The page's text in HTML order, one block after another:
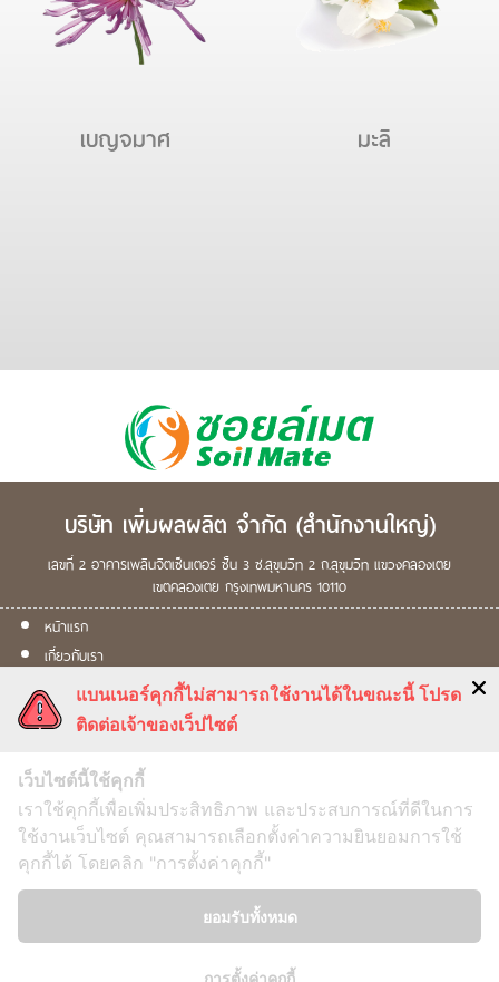
เบญจมาศ มะลิ
บริษัท เพิ่มผลผลิต จำกัด (สำนักงานใหญ่)
เลขที่ 2 อาคารเพลินจิตเซ็นเตอร์ ชั้น 3 ซ.สุขุมวิท 2 ถ.สุขุมวิท แขวงคลองเตย
เขตคลองเตย กรุงเทพมหานคร 10110
หน้าแรก
เกี่ยวกับเรา
การดูแลพืช
ติดต่อเรา
Security Policy
แบนเนอร์คุกกี้ไม่สามารถใช้งานได้ในขณะนี้ โปรด
ติดต่อเจ้าของเว็ปไซต์
เว็บไซต์นี้ใช้คุกกี้
เราใช้คุกกี้เพื่อเพิ่มประสิทธิภาพ และประสบการณ์ที่ดีในการ
ใช้งานเว็บไซต์ คุณสามารถเลือกตั้งค่าความยินยอมการใช้
คุกกี้ได้ โดยคลิก "การตั้งค่าคุกกี้"
ยอมรับทั้งหมด
การตั้งค่าคุกกี้